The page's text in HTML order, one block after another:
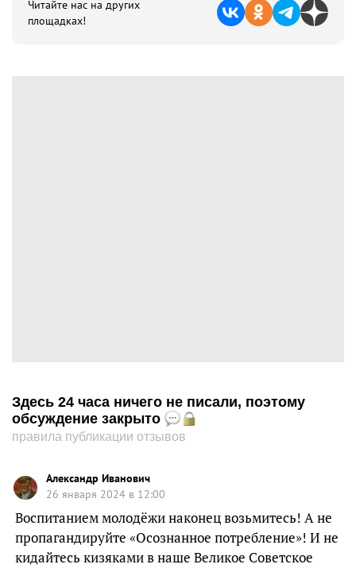
Читайте нас на других
площадках!
Здесь 24 часа ничего не писали, поэтому
обсуждение закрыто
правила публикации отзывов
Александр Иванович
26 января 2024 в 12:00
Воспитанием молодёжи наконец возьмитесь! А не
пропагандируйте «Осознанное потребление»! И не
кидайтесь кизяками в наше Великое Советское